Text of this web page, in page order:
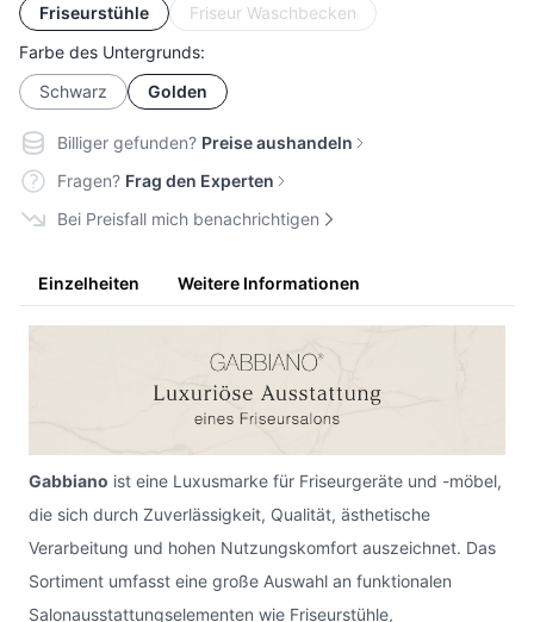
Friseurstühle
Friseur Waschbecken
Farbe des Untergrunds:
Schwarz
Golden
Billiger gefunden? Preise aushandeln
Fragen? Frag den Experten
Bei Preisfall mich benachrichtigen
Einzelheiten Weitere Informationen
Gabbiano ist eine Luxusmarke für Friseurgeräte und -möbel,
die sich durch Zuverlässigkeit, Qualität, ästhetische
Verarbeitung und hohen Nutzungskomfort auszeichnet. Das
Sortiment umfasst eine große Auswahl an funktionalen
Salonausstattungselementen wie Friseurstühle,